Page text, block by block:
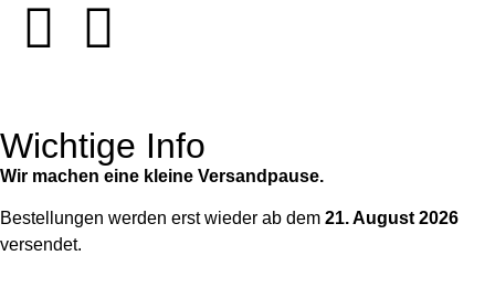
Wichtige Info
Wir machen eine kleine Versandpause.
Bestellungen werden erst wieder ab dem 21. August 2026
versendet.